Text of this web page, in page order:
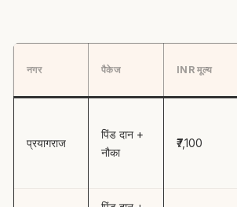
नगर पैकेज INR मूल्य
प्रयागराज
पिंड दान +
नौका
₹7,100